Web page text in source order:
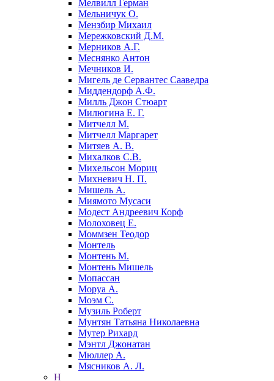
Мелвилл Герман
Мельничук О.
Мензбир Михаил
Мережковский Д.М.
Мерников А.Г.
Меснянко Антон
Мечников И.
Мигель де Сервантес Сааведра
Миддендорф А.Ф.
Милль Джон Стюарт
Милюгина Е. Г.
Митчелл М.
Митчелл Маргарет
Митяев А. В.
Михалков С.В.
Михельсон Мориц
Михневич Н. П.
Мишель А.
Миямото Мусаси
Модест Андреевич Корф
Молоховец Е.
Моммзен Теодор
Монтель
Монтень М.
Монтень Мишель
Мопассан
Моруа А.
Моэм С.
Музиль Роберт
Мунтян Татьяна Николаевна
Мутер Рихард
Мэнтл Джонатан
Мюллер А.
Мясников А. Л.
Н